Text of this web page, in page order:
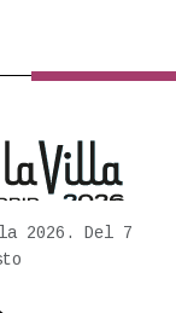
2026. Del 7